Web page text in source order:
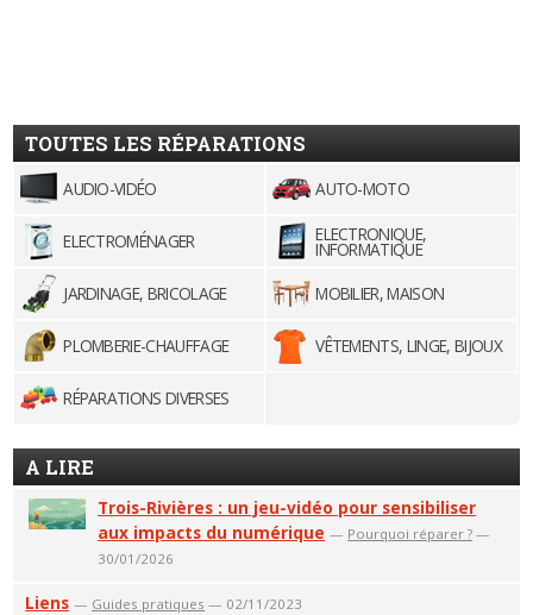
TOUTES LES RÉPARATIONS
AUDIO-VIDÉO AUTO-MOTO
ELECTROMÉNAGER ELECTRONIQUE,
INFORMATIQUE
JARDINAGE, BRICOLAGE
MOBILIER, MAISON
PLOMBERIE-CHAUFFAGE VÊTEMENTS, LINGE, BIJOUX
RÉPARATIONS DIVERSES
A LIRE
Trois-Rivières : un jeu-vidéo pour sensibiliser
aux impacts du numérique — Pourquoi réparer ? —
30/01/2026
Liens — Guides pratiques — 02/11/2023